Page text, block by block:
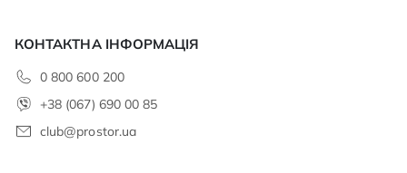
КОНТАКТНА ІНФОРМАЦІЯ
0 800 600 200
+38 (067) 690 00 85
club@prostor.ua